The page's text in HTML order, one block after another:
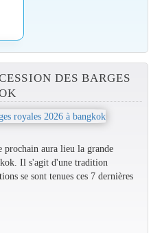
DES BARGES
prochain aura lieu la grande
Il s'agit d'une tradition
se sont tenues ces 7 dernières